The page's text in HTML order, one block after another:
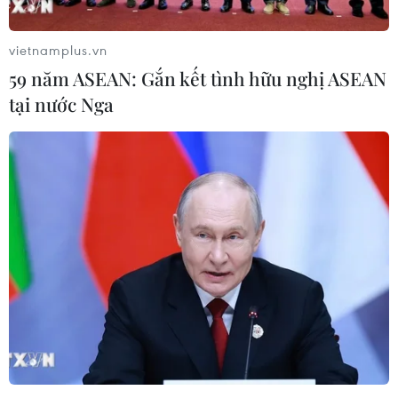
08/08/2026 01:33
Bộ Giáo dục và Đào tạo
công bố Khung kế hoạch
thời gian năm học
07/08/2026 23:54
Áp thấp nhiệt đới đổi
hướng trên vùng biển phía
Đông khu vực vịnh Bắc Bộ
07/08/2026 23:29
vietnamplus.vn
59 năm ASEAN: Gắn kết tình hữu nghị ASEAN
tại nước Nga